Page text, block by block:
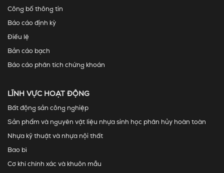
Công bố thông tin
Báo cáo định kỳ
Điều lệ
Bản cáo bạch
Báo cáo phân tích chứng khoán
LĨNH VỰC HOẠT ĐỘNG
Bất động sản công nghiệp
Sản phẩm và nguyên vật liệu nhựa sinh học phân hủy hoàn toàn
Nhựa kỹ thuật và nhựa nội thất
Bao bì
Cơ khí chính xác và khuôn mẫu